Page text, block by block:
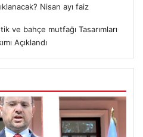
Nisan ayı faiz
ve bahçe mutfağı Tasarımları
Açıklandı